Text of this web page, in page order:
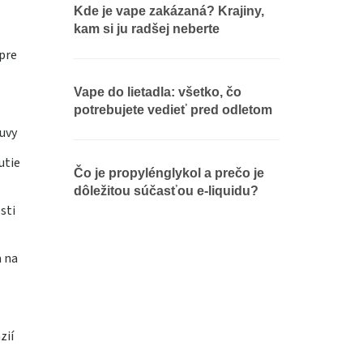
na
Kde je vape zakázaná? Krajiny,
kam si ju radšej neberte
Vape do lietadla: všetko, čo
potrebujete vedieť pred odletom
Čo je propylénglykol a prečo je
dôležitou súčasťou e-liquidu?